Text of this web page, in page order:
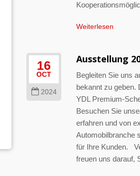
Weiterlesen
16
OCT
2024
Ausstellung
Begleiten Sie uns
bekannt zu geben.
YDL Premium-
Besuchen Sie
erfahren und von
Automobilbranche
für Ihre Kunden.
freuen uns darauf,